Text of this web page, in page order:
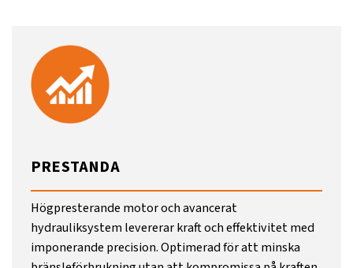
PRESTANDA
Högpresterande motor och avancerat
hydrauliksystem levererar kraft och effektivitet med
imponerande precision. Optimerad för att minska